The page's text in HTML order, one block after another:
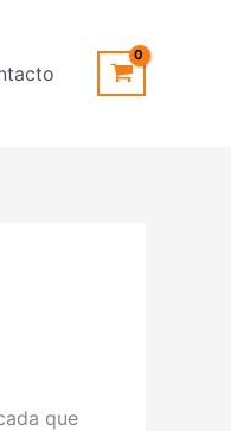
que